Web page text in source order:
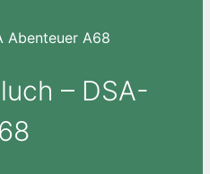
– DSA-